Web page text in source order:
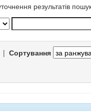
результатів
| Сортування